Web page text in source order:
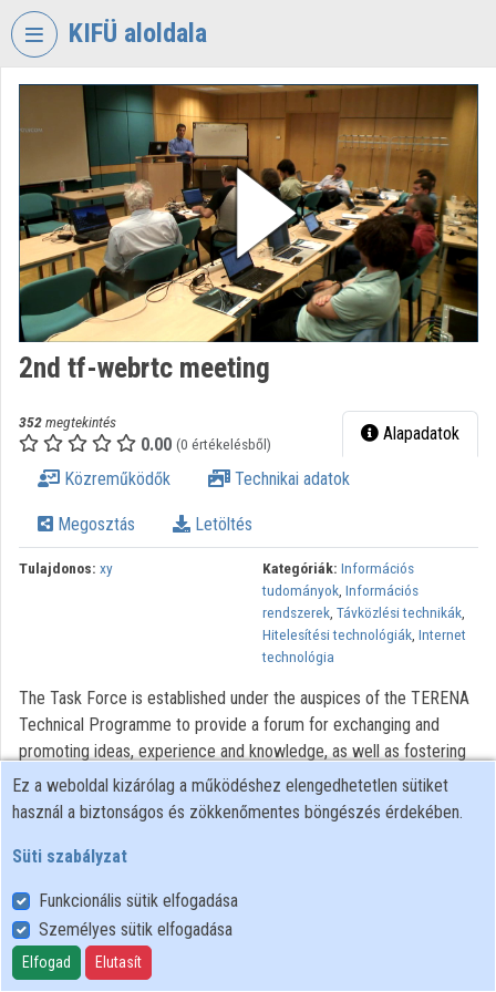
Fejléc kihagyása
KIFÜ aloldala
VIDEOTORIUM
KORMÁNYZATI
INFORMATIKAI
FEJLESZTÉSI
ÜGYNÖKSÉG
Intézményi kezdőlap
Bejelentkezés
Intézményi felfedezés
Kategóriák
Intézményi listák
Intézmények
Közreműködők
2nd tf-webrtc meeting
352megtekintés
0.00 (0 értékelésből) Alapadatok
Közreműködők Technikai adatok
Megosztás Letöltés
Tulajdonos: xy Kategóriák: Információs
tudományok, Információs
rendszerek, Távközlési technikák,
Hitelesítési technológiák, Internet
technológia
The Task Force is established under the auspices of the TERENA
Technical Programme to provide a forum for exchanging and
promoting ideas, experience and knowledge, as well as fostering
collaborations among National Research and Education Networks
and academic and research institutions on web - real time
deployments.
Felhasználói szabályzat
Adatkezelési tájékoztató
Süti szabályzat
Ez a weboldal kizárólag a működéshez elengedhetetlen sütiket
használ a biztonságos és zökkenőmentes böngészés érdekében.
Süti szabályzat
Funkcionális sütik elfogadása
Személyes sütik elfogadása
Elfogad Elutasít